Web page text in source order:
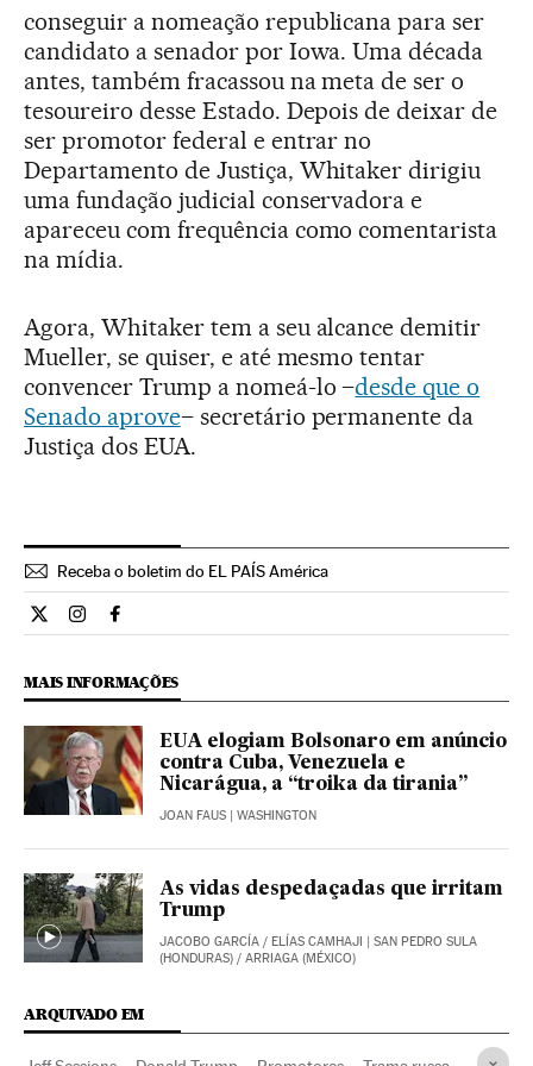
conseguir a nomeação republicana para ser
candidato a senador por Iowa. Uma década
antes, também fracassou na meta de ser o
tesoureiro desse Estado. Depois de deixar de
ser promotor federal e entrar no
Departamento de Justiça, Whitaker dirigiu
uma fundação judicial conservadora e
apareceu com frequência como comentarista
na mídia.
Agora, Whitaker tem a seu alcance demitir
Mueller, se quiser, e até mesmo tentar
convencer Trump a nomeá-lo –desde que o
Senado aprove– secretário permanente da
Justiça dos EUA.
Receba o boletim do EL PAÍS América
Internacional El País Brasil en Twitter
Internacional El País Brasil en Instagram
Internacional El País Brasil en Facebook
MAIS INFORMAÇÕES
EUA elogiam Bolsonaro em anúncio
contra Cuba, Venezuela e
Nicarágua, a “troika da tirania”
JOAN FAUS | WASHINGTON
As vidas despedaçadas que irritam
Trump
JACOBO GARCÍA / ELÍAS CAMHAJI
| SAN PEDRO SULA
(HONDURAS) / ARRIAGA (MÉXICO)
ARQUIVADO EM